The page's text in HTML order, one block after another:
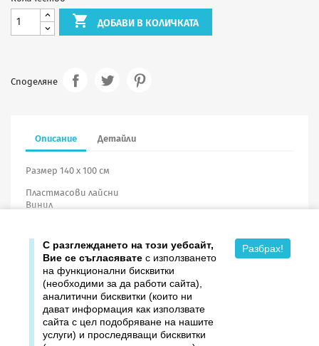
 ДОБАВИ В КОЛИЧКАТА
Споделяне
Описание Детайли
Размер 140 х 100 см
Пластмасови лайсни
Винил
Продукти
Издателство ДОМИНО
С разглеждането на този уебсайт,
Вие се съгласявате с използването
на функционални бисквитки
(необходими за да работи сайта),
аналитични бисквитки (които ни
дават информация как използвате
сайта с цел подобряване на нашите
услуги) и проследяващи бисквитки
Разбрах!